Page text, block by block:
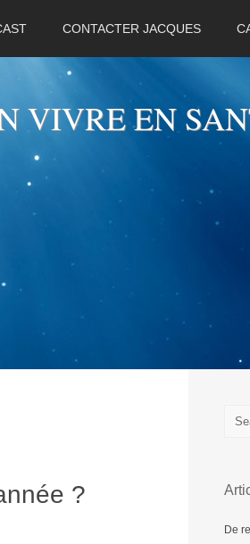
CONTACTER JACQUES
VIVRE EN
?
De